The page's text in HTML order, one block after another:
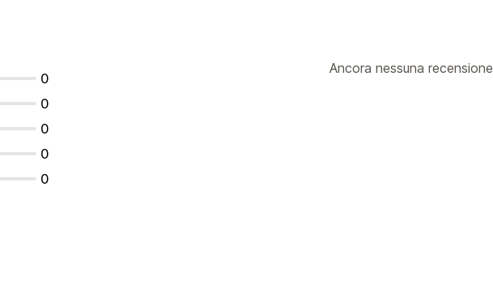
0
0
0
0
0
Ancora nessuna recensione